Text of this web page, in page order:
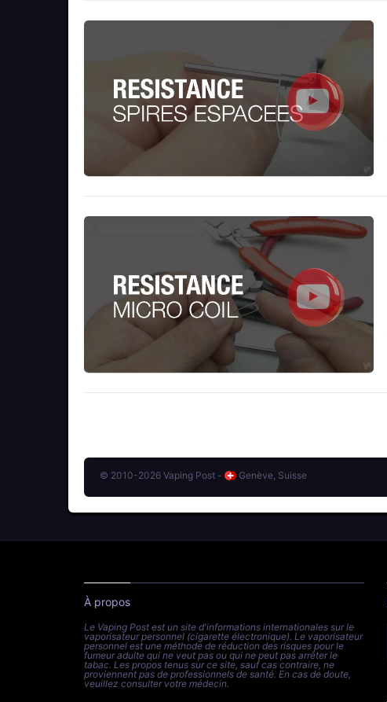
© 2010-2026 Vaping Post - Genève, Suisse
À propos
Le Vaping Post est un site d'informations internationales sur le
vaporisateur personnel (cigarette électronique). Le vaporisateur
personnel est une méthode de réduction des risques pour le
fumeur adulte qui ne veut pas ou qui ne peut pas arrêter le
tabac. Les propos tenus sur ce site, sauf cas contraire, ne
proviennent pas de professionnels de santé. En cas de doute,
veuillez consulter votre médecin.